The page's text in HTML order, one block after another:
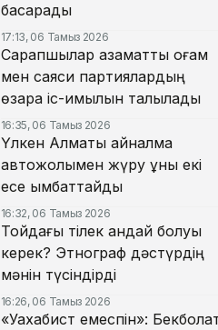
басқарады
17:13, 06 Тамыз 2026
Сарапшылар азаматтық қоғам
мен саяси партиялардың
өзара іс-қимылын талқылады
16:35, 06 Тамыз 2026
Үлкен Алматы айналма
автожолымен жүру құны екі
есе қымбаттайды
16:32, 06 Тамыз 2026
Тойдағы тілек қандай болуы
керек? Этнограф дәстүрдің
мәнін түсіндірді
16:26, 06 Тамыз 2026
«Уахабист емеспін»: